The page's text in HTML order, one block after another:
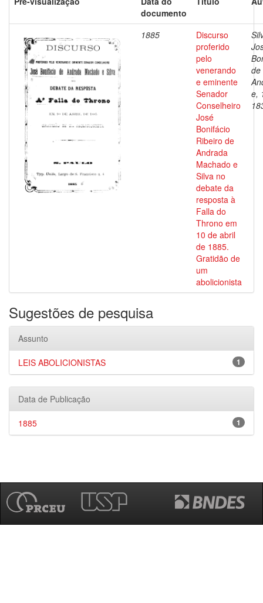
documento
1885
Discurso
proferido
pelo
venerando
e eminente
Senador
Conselheiro
José
Bonifácio
Ribeiro de
Andrada
Machado e
Silva no
debate da
resposta à
Falla do
Throno em
10 de abril
de 1885.
Gratidão de
um
abolicionista
de
e,
Sugestões de pesquisa
Assunto
1
LEIS ABOLICIONISTAS
Data de Publicação
1
1885